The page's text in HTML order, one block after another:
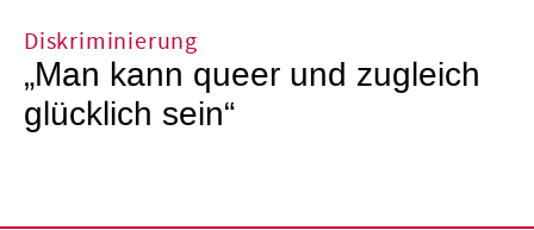
Diskriminierung
„Man kann queer und zugleich
glücklich sein“